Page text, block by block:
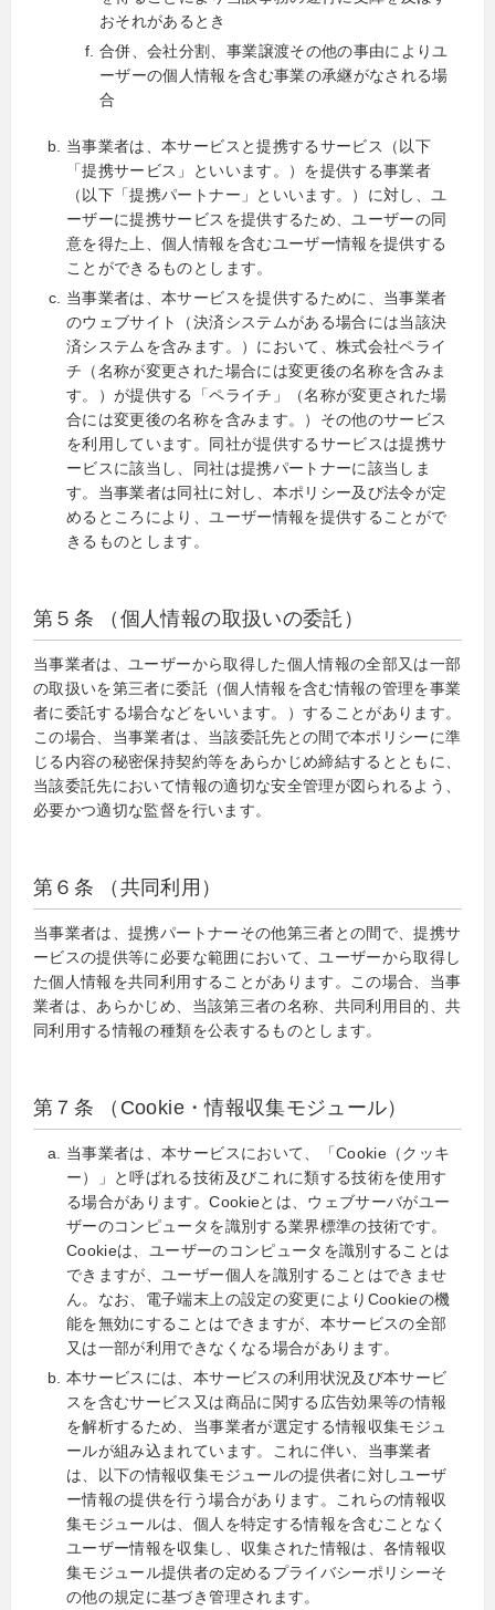
おそれがあるとき
合併、会社分割、事業譲渡その他の事由によりユ
ーザーの個人情報を含む事業の承継がなされる場
合
当事業者は、本サービスと提携するサービス（以下
「提携サービス」といいます。）を提供する事業者
（以下「提携パートナー」といいます。）に対し、ユ
ーザーに提携サービスを提供するため、ユーザーの同
意を得た上、個人情報を含むユーザー情報を提供する
ことができるものとします。
当事業者は、本サービスを提供するために、当事業者
のウェブサイト（決済システムがある場合には当該決
済システムを含みます。）において、株式会社ペライ
チ（名称が変更された場合には変更後の名称を含みま
す。）が提供する「ペライチ」（名称が変更された場
合には変更後の名称を含みます。）その他のサービス
を利用しています。同社が提供するサービスは提携サ
ービスに該当し、同社は提携パートナーに該当しま
す。当事業者は同社に対し、本ポリシー及び法令が定
めるところにより、ユーザー情報を提供することがで
きるものとします。
第５条 （個人情報の取扱いの委託）
当事業者は、ユーザーから取得した個人情報の全部又は一部
の取扱いを第三者に委託（個人情報を含む情報の管理を事業
者に委託する場合などをいいます。）することがあります。
この場合、当事業者は、当該委託先との間で本ポリシーに準
じる内容の秘密保持契約等をあらかじめ締結するとともに、
当該委託先において情報の適切な安全管理が図られるよう、
必要かつ適切な監督を行います。
第６条 （共同利用）
当事業者は、提携パートナーその他第三者との間で、提携サ
ービスの提供等に必要な範囲において、ユーザーから取得し
た個人情報を共同利用することがあります。この場合、当事
業者は、あらかじめ、当該第三者の名称、共同利用目的、共
同利用する情報の種類を公表するものとします。
第７条 （Cookie・情報収集モジュール）
当事業者は、本サービスにおいて、「Cookie（クッキ
ー）」と呼ばれる技術及びこれに類する技術を使用す
る場合があります。Cookieとは、ウェブサーバがユー
ザーのコンピュータを識別する業界標準の技術です。
Cookieは、ユーザーのコンピュータを識別することは
できますが、ユーザー個人を識別することはできませ
ん。なお、電子端末上の設定の変更によりCookieの機
能を無効にすることはできますが、本サービスの全部
又は一部が利用できなくなる場合があります。
本サービスには、本サービスの利用状況及び本サービ
スを含むサービス又は商品に関する広告効果等の情報
を解析するため、当事業者が選定する情報収集モジュ
ールが組み込まれています。これに伴い、当事業者
は、以下の情報収集モジュールの提供者に対しユーザ
ー情報の提供を行う場合があります。これらの情報収
集モジュールは、個人を特定する情報を含むことなく
ユーザー情報を収集し、収集された情報は、各情報収
集モジュール提供者の定めるプライバシーポリシーそ
の他の規定に基づき管理されます。